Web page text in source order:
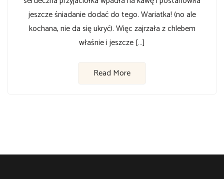
jeszcze śniadanie dodać do tego. Wariatka! (no ale
kochana, nie da się ukryć). Więc zajrzała z chlebem
właśnie i jeszcze […]
Read More